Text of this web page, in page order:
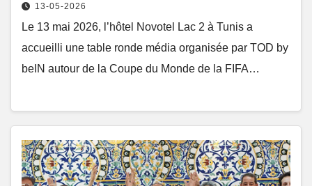
13-05-2026
Le 13 mai 2026, l’hôtel Novotel Lac 2 à Tunis a
accueilli une table ronde média organisée par TOD by
beIN autour de la Coupe du Monde de la FIFA…